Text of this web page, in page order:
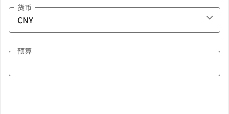
货币
预算